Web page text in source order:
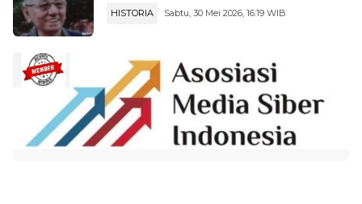
HISTORIA Sabtu, 30 Mei 2026, 16:19 WIB